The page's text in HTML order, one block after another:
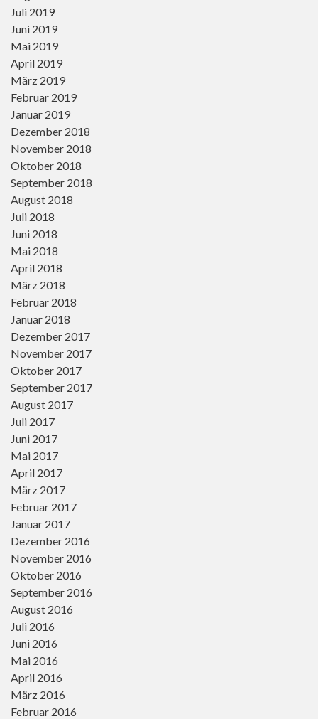
Juli 2019
Juni 2019
Mai 2019
April 2019
März 2019
Februar 2019
Januar 2019
Dezember 2018
November 2018
Oktober 2018
September 2018
August 2018
Juli 2018
Juni 2018
Mai 2018
April 2018
März 2018
Februar 2018
Januar 2018
Dezember 2017
November 2017
Oktober 2017
September 2017
August 2017
Juli 2017
Juni 2017
Mai 2017
April 2017
März 2017
Februar 2017
Januar 2017
Dezember 2016
November 2016
Oktober 2016
September 2016
August 2016
Juli 2016
Juni 2016
Mai 2016
April 2016
März 2016
Februar 2016